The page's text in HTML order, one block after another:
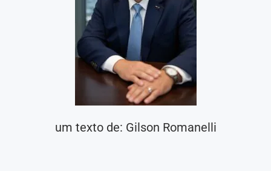
um texto de: Gilson Romanelli